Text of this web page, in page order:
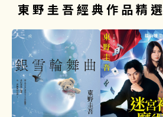
東野圭吾經典作品精選